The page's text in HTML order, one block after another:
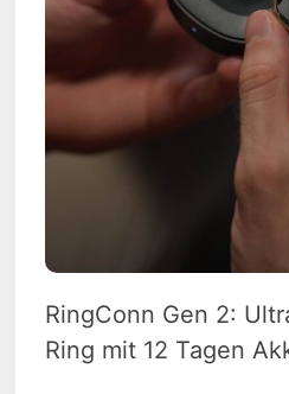
RingConn Gen 2:
Ring mit 12 Tagen